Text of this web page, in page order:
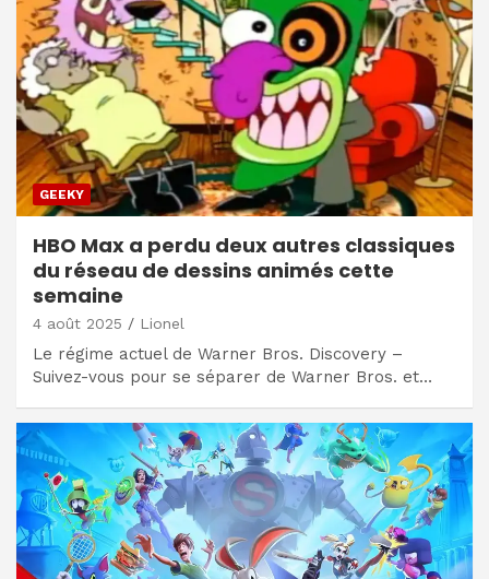
GEEKY
HBO Max a perdu deux autres classiques
du réseau de dessins animés cette
semaine
4 août 2025 Lionel
Le régime actuel de Warner Bros. Discovery –
Suivez-vous pour se séparer de Warner Bros. et…